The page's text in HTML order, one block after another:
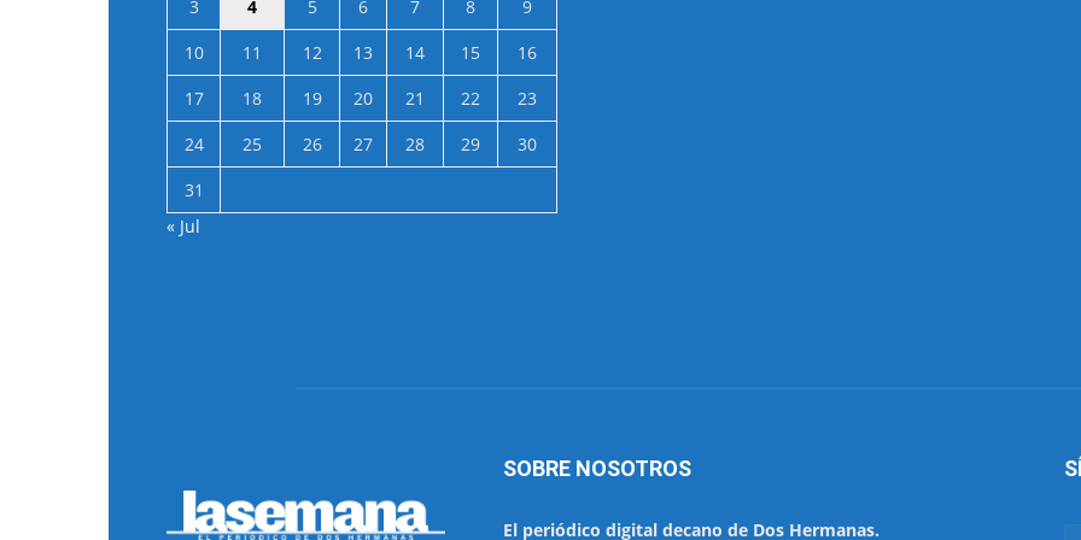
3
4 5 6 7 8
9
10
11 12 13 14 15
16
17
18 19 20 21 22
23
24
25 26 27 28 29
30
31
« Jul
SOBRE NOSOTROS
El periódico digital decano de Dos Hermanas.